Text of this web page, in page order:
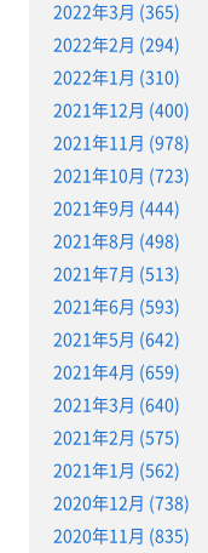
2022年3月 (365)
2022年2月 (294)
2022年1月 (310)
2021年12月 (400)
2021年11月 (978)
2021年10月 (723)
2021年9月 (444)
2021年8月 (498)
2021年7月 (513)
2021年6月 (593)
2021年5月 (642)
2021年4月 (659)
2021年3月 (640)
2021年2月 (575)
2021年1月 (562)
2020年12月 (738)
2020年11月 (835)